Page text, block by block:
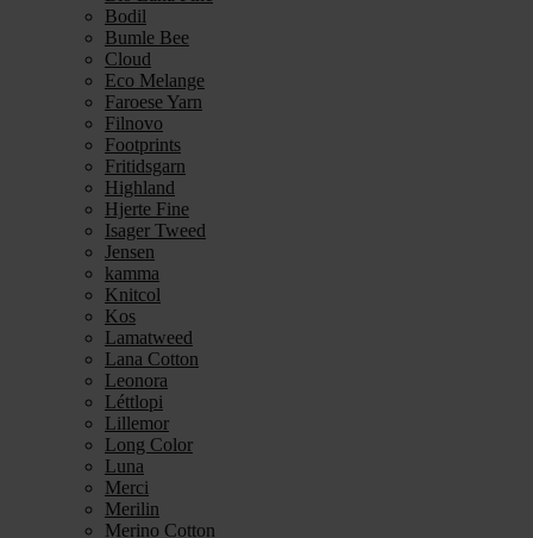
Bodil
Bumle Bee
Cloud
Eco Melange
Faroese Yarn
Filnovo
Footprints
Fritidsgarn
Highland
Hjerte Fine
Isager Tweed
Jensen
kamma
Knitcol
Kos
Lamatweed
Lana Cotton
Leonora
Léttlopi
Lillemor
Long Color
Luna
Merci
Merilin
Merino Cotton